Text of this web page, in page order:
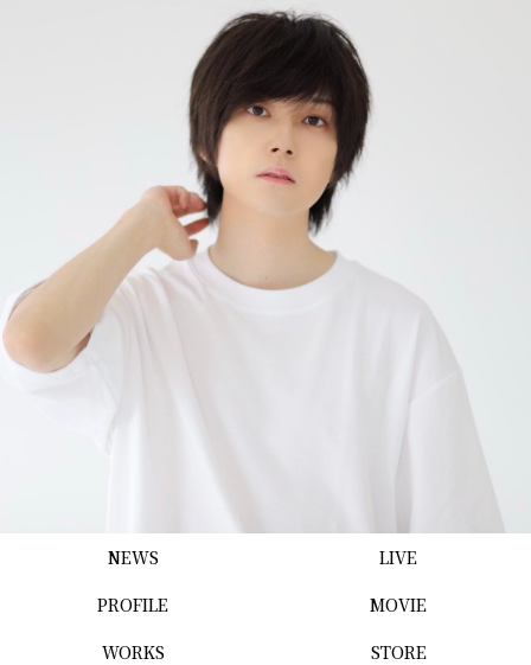
NEWS
LIVE
PROFILE
MOVIE
WORKS
STORE